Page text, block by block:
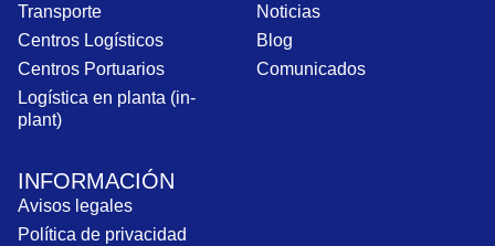
Transporte
Centros Logísticos
Centros Portuarios
Logística en planta (in-
plant)
Noticias
Blog
Comunicados
INFORMACIÓN
Avisos legales
Política de privacidad